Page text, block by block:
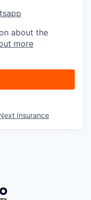
about the
more
Insurance